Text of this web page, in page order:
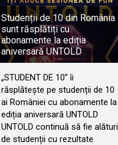
Studenții de 10 din România
sunt răsplătiți cu
abonamente la ediția
aniversară UNTOLD
„STUDENT DE 10” îi
răsplătește pe studenții de 10
ai României cu abonamente la
ediția aniversară UNTOLD
UNTOLD continuă să fie alături
de studenții cu rezultate